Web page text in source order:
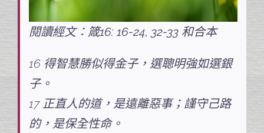
閱讀經文：箴16: 16-24, 32-33 和合本
16 得智慧勝似得金子，選聰明強如選銀
子。
17 正直人的道，是遠離惡事；謹守己路
的，是保全性命。